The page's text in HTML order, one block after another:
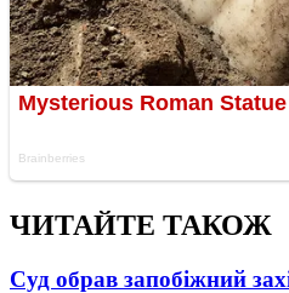
ЧИТАЙТЕ ТАКОЖ
Суд обрав запобіжний